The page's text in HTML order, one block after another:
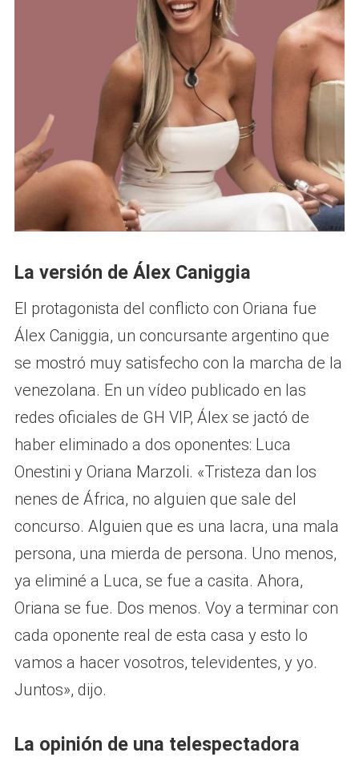
La versión de Álex Caniggia
El protagonista del conflicto con Oriana fue
Álex Caniggia, un concursante argentino que
se mostró muy satisfecho con la marcha de la
venezolana. En un vídeo publicado en las
redes oficiales de GH VIP, Álex se jactó de
haber eliminado a dos oponentes: Luca
Onestini y Oriana Marzoli. «Tristeza dan los
nenes de África, no alguien que sale del
concurso. Alguien que es una lacra, una mala
persona, una mierda de persona. Uno menos,
ya eliminé a Luca, se fue a casita. Ahora,
Oriana se fue. Dos menos. Voy a terminar con
cada oponente real de esta casa y esto lo
vamos a hacer vosotros, televidentes, y yo.
Juntos», dijo.
La opinión de una telespectadora